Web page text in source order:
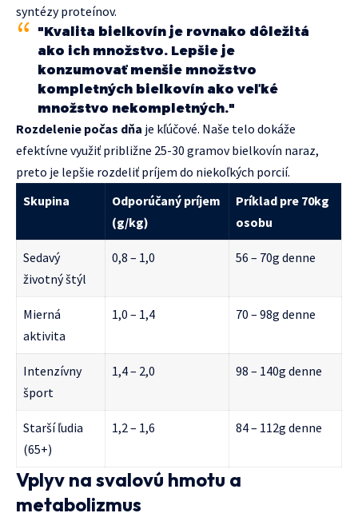
syntézy proteínov.
"Kvalita bielkovín je rovnako dôležitá
ako ich množstvo. Lepšie je
konzumovať menšie množstvo
kompletných bielkovín ako veľké
množstvo nekompletných."
Rozdelenie počas dňa je kľúčové. Naše telo dokáže
efektívne využiť približne 25-30 gramov bielkovín naraz,
preto je lepšie rozdeliť príjem do niekoľkých porcií.
Skupina
Odporúčaný príjem
(g/kg)
Príklad pre 70kg
osobu
Sedavý
životný štýl
0,8 – 1,0 56 – 70g denne
Mierná
aktivita
1,0 – 1,4 70 – 98g denne
Intenzívny
šport
1,4 – 2,0 98 – 140g denne
Starší ľudia
(65+)
1,2 – 1,6 84 – 112g denne
Vplyv na svalovú hmotu a
metabolizmus